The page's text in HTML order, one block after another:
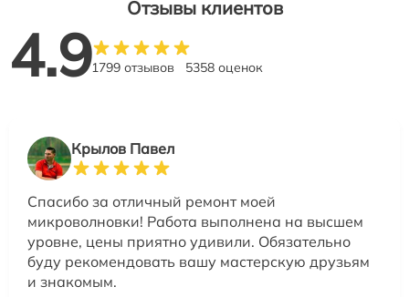
Отзывы клиентов
4.91799 отзывов 5358 оценок
Крылов Павел
Спасибо за отличный ремонт моей
микроволновки! Работа выполнена на высшем
уровне, цены приятно удивили. Обязательно
буду рекомендовать вашу мастерскую друзьям
и знакомым.